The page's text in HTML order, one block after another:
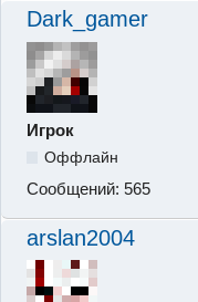
Dark_gamer
Игрок
Оффлайн
Сообщений: 565
arslan2004